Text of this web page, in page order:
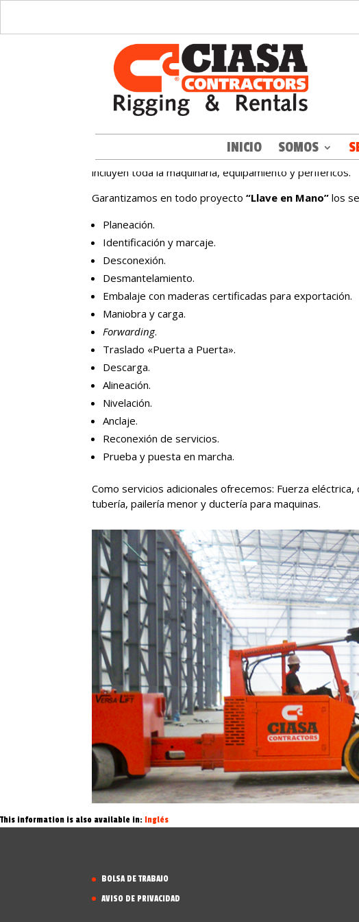
INICIO SOMOS
Reubicación de plantas
En CIASA CONTRACTORS Rigging & Contracting
en Soluciones de Reubicación e Instalación de Plantas
incluyen toda la maquinaria, equipamiento y periféricos.
Garantizamos en todo proyecto“Llave en Mano” los
Planeación.
Identificación y marcaje.
Desconexión.
Desmantelamiento.
Embalaje con maderas certificadas para exportación.
Maniobra y carga.
Forwarding.
Traslado «Puerta a Puerta».
Descarga.
Alineación.
Nivelación.
Anclaje.
Reconexión de servicios.
Prueba y puesta en marcha.
Como servicios adicionales ofrecemos: Fuerza eléctrica,
tubería, pailería menor y ductería para maquinas.
This information is also available in: Inglés
BOLSA DE TRABAJO
AVISO DE PRIVACIDAD